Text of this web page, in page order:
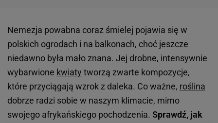
Nemezja powabna coraz śmielej pojawia się w
polskich ogrodach i na balkonach, choć jeszcze
niedawno była mało znana. Jej drobne, intensywnie
wybarwione kwiaty tworzą zwarte kompozycje,
które przyciągają wzrok z daleka. Co ważne, roślina
dobrze radzi sobie w naszym klimacie, mimo
swojego afrykańskiego pochodzenia. Sprawdź, jak